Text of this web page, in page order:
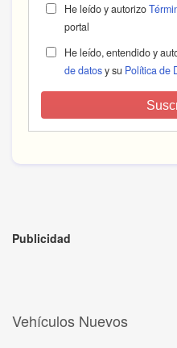
He leído y autorizo
portal
He leído, entendido y
de datosy su Política de
Publicidad
Vehículos Nuevos